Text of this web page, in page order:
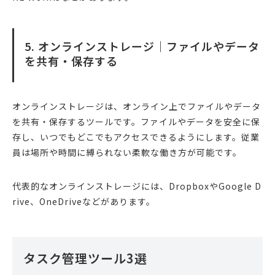
5. オンラインストレージ｜ファイルやデータ
を共有・保存する
オンラインストレージは、オンライン上でファイルやデータ
を共有・保存するツールです。ファイルやデータを安全に保
存し、いつでもどこでもアクセスできるようにします。従業
員は場所や時間に縛られない柔軟な働き方が可能です。
代表的なオンラインストレージには、DropboxやGoogle D
rive、OneDriveなどがあります。
タスク管理ツール3選